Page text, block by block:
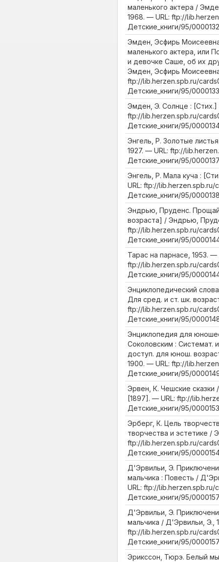
маленького актера /
1968. — URL: ftp://
Детские_книги/95/
Эмден, Эсфирь
маленького актера, или
и девочке Саше, об их
Эмден, Эсфирь
ftp://lib.herzen.spb.ru/
Детские_книги/95/
Эмден, Э. Солнце : [Стих.]
ftp://lib.herzen.spb.ru/
Детские_книги/95/
Энгель, Р. Золотые
1927. — URL: ftp://
Детские_книги/95/
Энгель, Р. Мала куча :
URL: ftp://lib.herzen.spb.ru/
Детские_книги/95/
Эндрью, Пруденс.
возраста] / Эндрью,
ftp://lib.herzen.spb.ru/
Детские_книги/95/
Тарас на парнасе, 1953. —
ftp://lib.herzen.spb.ru/
Детские_книги/95/
Энциклопедический
Для сред. и ст. шк.
ftp://lib.herzen.spb.ru/
Детские_книги/95/
Энциклопедия для
Соколовским : Системат.
доступ. для юнош.
1900. — URL: ftp://
Детские_книги/95/
Эрвен, К. Чешские
[1897]. — URL: ftp://
Детские_книги/95/
Эрберг, К. Цель
творчества и эстетике /
ftp://lib.herzen.spb.ru/
Детские_книги/95/
Д'Эрвильи, Э.
мальчика : Повесть /
URL: ftp://lib.herzen.spb.ru/
Детские_книги/95/
Д'Эрвильи, Э.
мальчика / Д'Эрвильи, Э.,
ftp://lib.herzen.spb.ru/
Детские_книги/95/
Эрикссон, Тюрэ. Белый